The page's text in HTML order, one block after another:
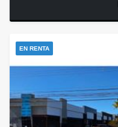
EN RENTA